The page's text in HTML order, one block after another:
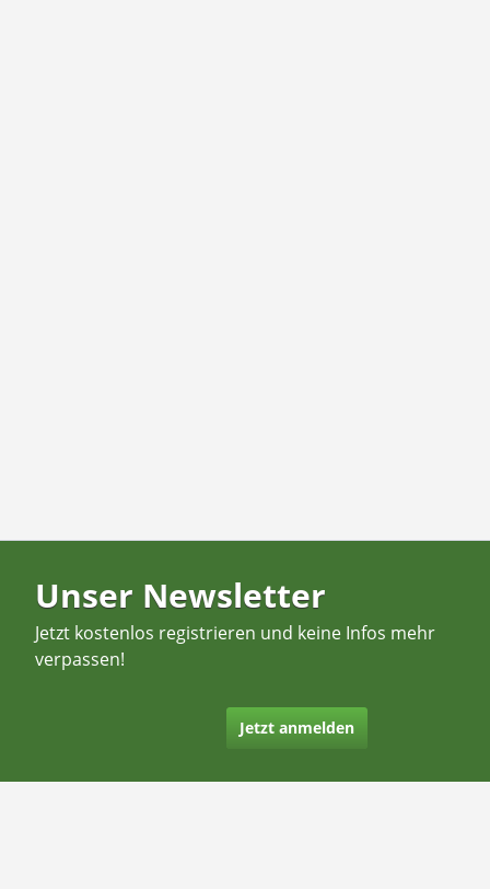
Unser Newsletter
Jetzt kostenlos registrieren und keine Infos mehr
verpassen!
Jetzt anmelden